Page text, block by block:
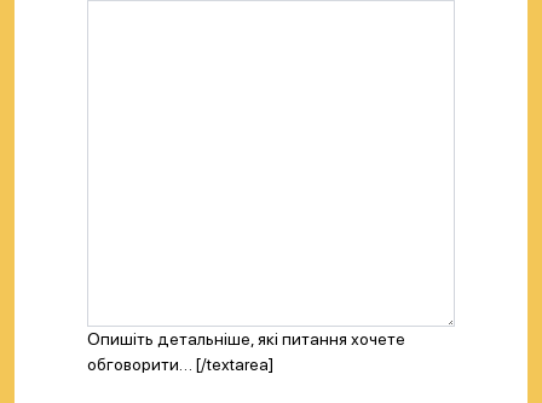
Опишіть детальніше, які питання хочете
обговорити… [/textarea]